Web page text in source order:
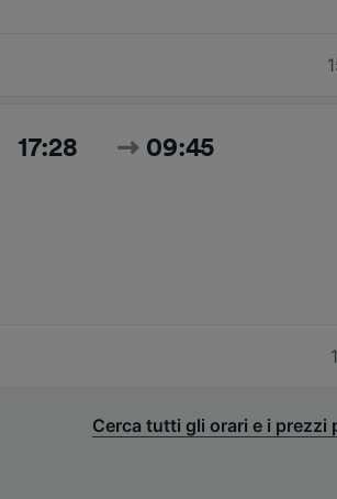
17:28 09:45
Cerca tutti gli orari e i prezzi